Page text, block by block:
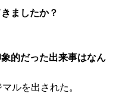
ましたか？
的だった出来事はなん
ルを出された。